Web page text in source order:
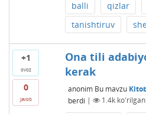
balli qizlar
tanishtiruv
+1
ovoz
0
javob
Ona tili
kerak
anonim Bu mavzu
berdi | 1.4kko'rilgan